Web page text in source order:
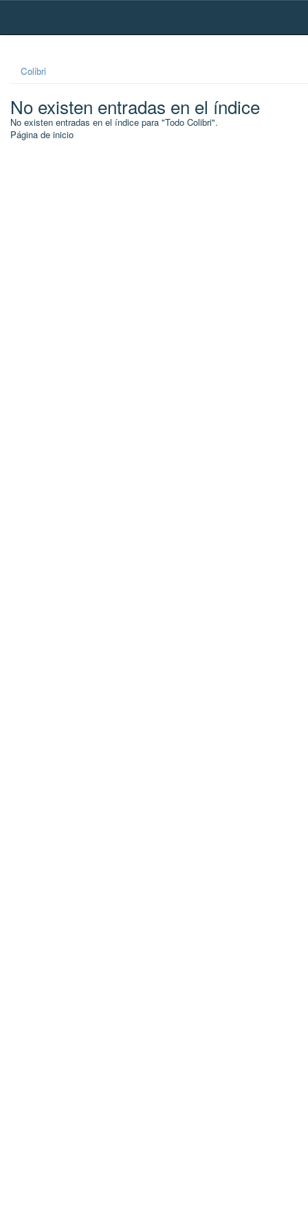
Skip
Colibri
No existen entradas en el índice
No existen entradas en el índice para "Todo Colibri".
Página de inicio